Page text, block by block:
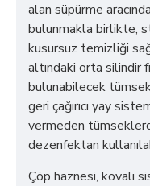
alan süpürme
bulunmakla birlikte,
kusursuz temizliği
altındaki orta silindir
bulunabilecek
geri çağırıcı yay
vermeden
dezenfektan
Çöp haznesi, kovalı